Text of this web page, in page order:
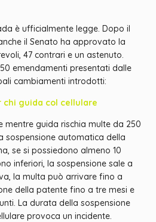
è ufficialmente legge. Dopo il
il Senato ha approvato la
47 contrari e un astenuto.
emendamenti presentati dalle
cambiamenti introdotti:
chi guida col cellulare
mentre guida rischia multe da 250
sospensione automatica della
se si possiedono almeno 10
inferiori, la sospensione sale a
la multa può arrivare fino a
della patente fino a tre mesi e
La durata della sospensione
provoca un incidente.